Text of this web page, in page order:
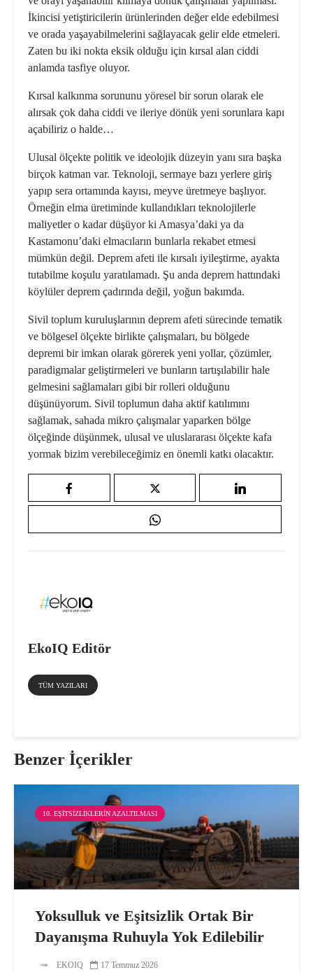
İkincisi yetiştiricilerin ürünlerinden değer elde edebilmesi
ve orada yaşayabilmelerini sağlayacak gelir elde etmeleri.
Zaten bu iki nokta eksik olduğu için kırsal alan ciddi
anlamda tasfiye oluyor.
Kırsal kalkınma sorununu yöresel bir sorun olarak ele
alırsak çok daha ciddi ve ileriye dönük yeni sorunlara kapı
açabiliriz o halde…
Ulusal ölçekte politik ve ideolojik düzeyin yanı sıra başka
birçok katman var. Teknoloji, sermaye bazı yerlere giriş
yapıp sera ortamında kayısı, meyve üretmeye başlıyor.
Örneğin elma üretiminde kullandıkları teknolojilerle
maliyetler o kadar düşüyor ki Amasya’daki ya da
Kastamonu’daki elmacıların bunlarla rekabet etmesi
mümkün değil. Deprem afeti ile kırsalı iyileştirme, ayakta
tutabilme koşulu yaratılamadı. Şu anda deprem hattındaki
köylüler deprem çadırında değil, yoğun bakımda.
Sivil toplum kuruluşlarının deprem afeti sürecinde tematik
ve bölgesel ölçekte birlikte çalışmaları, bu bölgede
depremi bir imkan olarak görerek yeni yollar, çözümler,
paradigmalar geliştirmeleri ve bunların tartışılabilir hale
gelmesini sağlamaları gibi bir rolleri olduğunu
düşünüyorum. Sivil toplumun daha aktif katılımını
sağlamak, sahada mikro çalışmalar yaparken bölge
ölçeğinde düşünmek, ulusal ve uluslararası ölçekte kafa
yormak bizim verebileceğimiz en önemli katkı olacaktır.
EkoIQ Editör
TÜM YAZILARI
Benzer İçerikler
10. EŞITSIZLIKLERIN AZALTILMASI
Yoksulluk ve Eşitsizlik Ortak Bir
Dayanışma Ruhuyla Yok Edilebilir
EKOIQ 17 Temmuz 2026